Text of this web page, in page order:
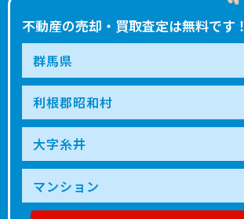
不動産の売却・買取査定は無料です！